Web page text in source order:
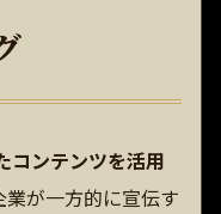
コンテンツを活用
業が一方的に宣伝す